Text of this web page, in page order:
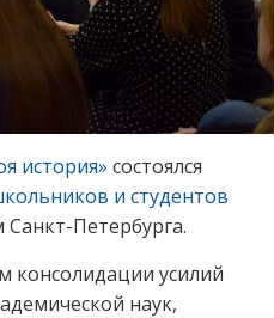
история» состоялся
и студентов
Петербурга.
консолидации усилий
наук,